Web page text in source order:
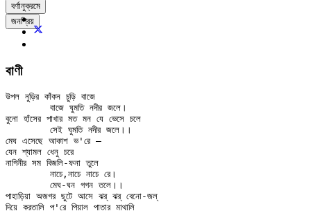
বর্ণানুক্রমে
জনপ্রিয়
বাণী
উপল নুড়ির কাঁকন চুড়ি বাজে
বুনো হাঁসের পাখার মত মন যে ভেসে চলে
মেঘ এসেছে আকাশ ভ'রে —
যেন শ্যামল ধেনু চরে
নাগিনীর সম বিজলি-ফনা তুলে
পাহাড়িয়া অজগর ছুটে আসে ঝর্‌ ঝর্‌ বেনো-জল্‌
দিয়ে করতালি প'রে পিয়াল পাতার মাথালি